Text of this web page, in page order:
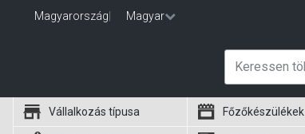
Magyarország Magyar
Vállalkozás típusa Főzőkészülékek